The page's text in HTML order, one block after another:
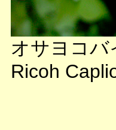
オサヨコバ
Ricoh